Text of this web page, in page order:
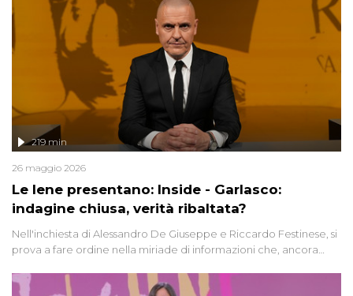
Le Iene presentano: Inside - Garlasco:
indagine chiusa, verità ribaltata?
219 min
26 maggio 2026
Nell'inchiesta di Alessandro De Giuseppe e Riccardo Festinese, si
prova a fare ordine nella miriade di informazioni che, ancora
giudiziarie più discusse degli ultimi anni. Lo speciale ricostruisce la